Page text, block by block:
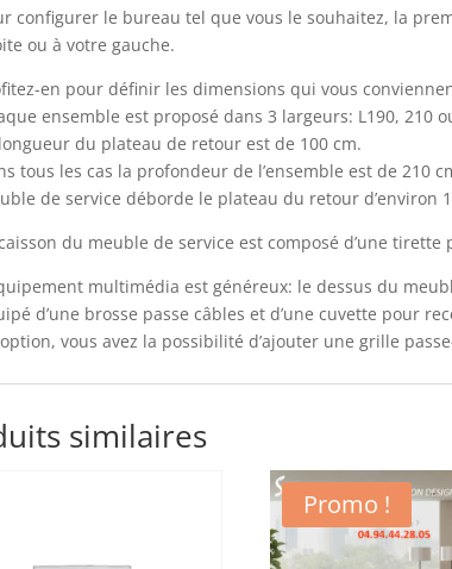
configurer le bureau tel que vous le souhaitez, la
ou à votre gauche.
en pour définir les dimensions qui vous
ensemble est proposé dans 3 largeurs: L190, 210
du plateau de retour est de 100 cm.
tous les cas la profondeur de l’ensemble est de 210
de service déborde le plateau du retour d’environ
du meuble de service est composé d’une
multimédia est généreux: le dessus du
d’une brosse passe câbles et d’une cuvette pour
vous avez la possibilité d’ajouter une grille
similaires
Promo !